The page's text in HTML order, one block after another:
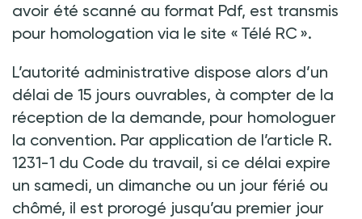
avoir été scanné au format Pdf, est transmis
pour homologation via le site « Télé RC ».
L’autorité administrative dispose alors d’un
délai de 15 jours ouvrables, à compter de la
réception de la demande, pour homologuer
la convention. Par application de l’article R.
1231-1 du Code du travail, si ce délai expire
un samedi, un dimanche ou un jour férié ou
chômé, il est prorogé jusqu’au premier jour